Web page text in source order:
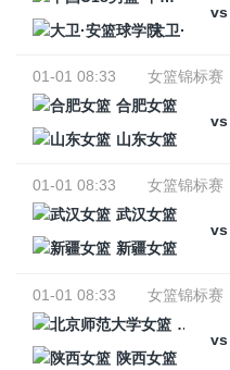
vs
大卫·安篮球
01-01 08:33
女篮锦标赛
合肥女篮
vs
山东女篮
01-01 08:33
女篮锦标赛
武汉女篮
vs
新疆女篮
01-01 08:33
女篮锦标赛
北京师
vs
陕西女篮